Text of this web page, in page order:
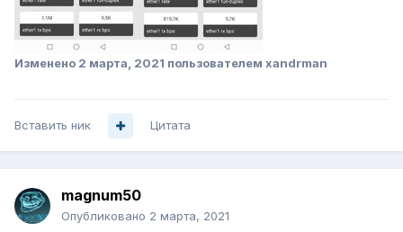
Изменено 2 марта, 2021 пользователем xandrman
Вставить ник Цитата
magnum50
Опубликовано 2 марта, 2021